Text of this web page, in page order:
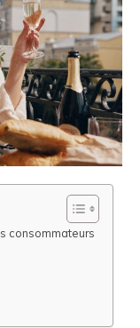
consommateurs